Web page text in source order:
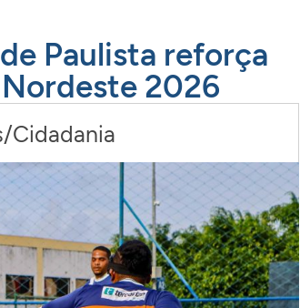
Paulista reforça
2026
Cidadania